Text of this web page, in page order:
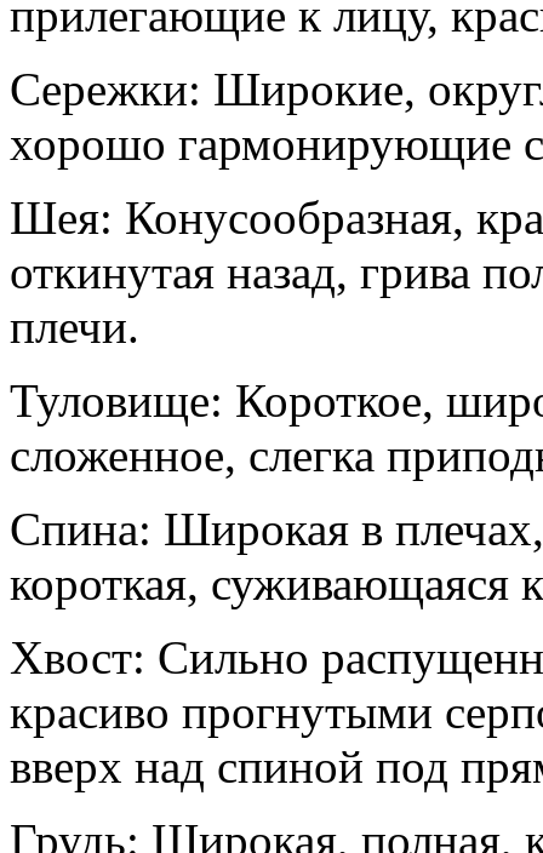
прилегающие к лицу,
Сережки: Широкие,
хорошо гармонирующие
Шея: Конусообразная,
откинутая назад, грива
плечи.
Туловище: Короткое,
сложенное, слегка
Спина: Широкая в
короткая, суживающаяся
Хвост: Сильно
красиво прогнутыми
вверх над спиной под
Грудь: Широкая, полная,